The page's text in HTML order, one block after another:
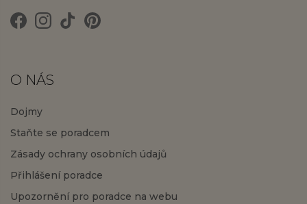
O NÁS
Dojmy
Staňte se poradcem
Zásady ochrany osobních údajů
Přihlášení poradce
Upozornění pro poradce na webu